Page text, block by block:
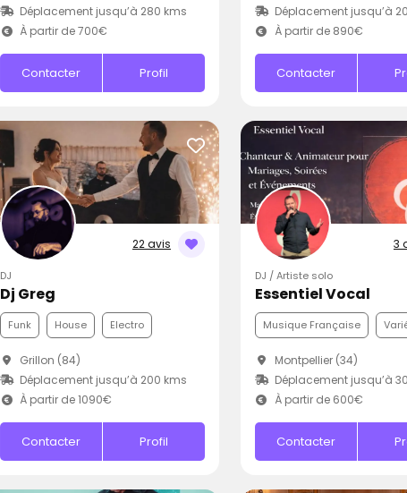
Déplacement jusqu’à 280 kms
À partir de 700€
Contacter Profil
Déplacement jusqu’à
À partir de 890€
Contacter
22 avis
DJ
Dj Greg
Funk House Electro
Grillon (84)
Déplacement jusqu’à 200 kms
À partir de 1090€
Contacter Profil
3
DJ / Artiste solo
Essentiel Vocal
Musique Française
Montpellier (34)
Déplacement jusqu’à
À partir de 600€
Contacter